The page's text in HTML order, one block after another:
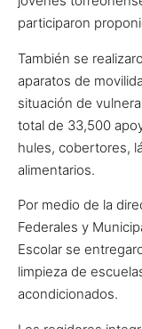
participaron
También se
aparatos de
situación de
total de 33,500
hules, cobertores,
alimentarios.
Por medio de la
Federales y
Escolar se
limpieza de
acondicionados.